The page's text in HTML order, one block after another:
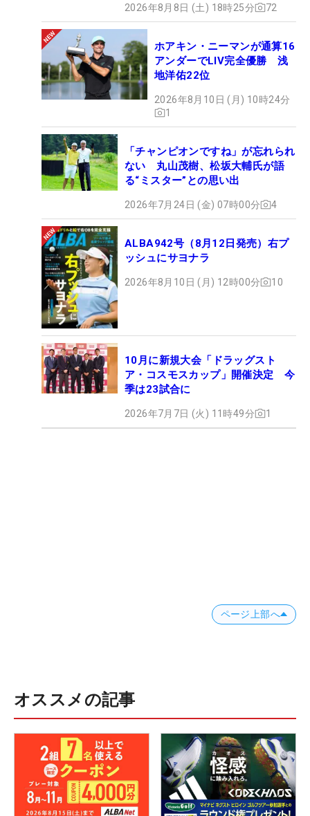
2026年8月8日 (土) 18時25分 72
ホアキン・ニーマンが通算16
アンダーでLIV完全優勝 浅
地洋佑22位
2026年8月10日 (月) 10時24分
1
「チャンピオンですね」が忘れられ
ない 丸山茂樹、松坂大輔氏が語
る“ミスター”との思い出
2026年7月24日 (金) 07時00分 4
ALBA942号（8月12日発売）右プ
ッシュにサヨナラ
2026年8月10日 (月) 12時00分 10
10月に新規大会「ドラッグスト
ア・コスモスカップ」開催決定 今
季は23試合に
2026年7月7日 (火) 11時49分 1
ページ上部へ
オススメの記事